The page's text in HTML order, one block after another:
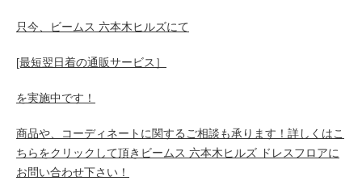
只今、ビームス 六本木ヒルズにて
[最短翌日着の通販サービス］
を実施中です！
商品や、コーディネートに関するご相談も承ります！詳しくはこ
ちらをクリックして頂きビームス 六本木ヒルズ ドレスフロアに
お問い合わせ下さい！